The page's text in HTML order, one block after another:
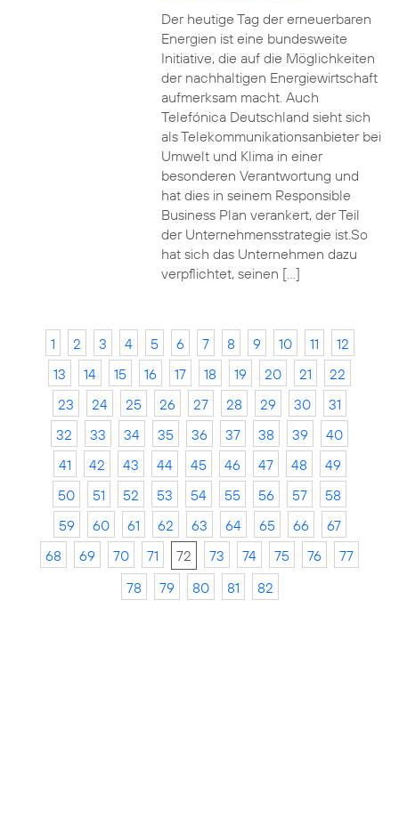
Der heutige Tag der erneuerbaren
Energien ist eine bundesweite
Initiative, die auf die Möglichkeiten
der nachhaltigen Energiewirtschaft
aufmerksam macht. Auch
Telefónica Deutschland sieht sich
als Telekommunikationsanbieter bei
Umwelt und Klima in einer
besonderen Verantwortung und
hat dies in seinem Responsible
Business Plan verankert, der Teil
der Unternehmensstrategie ist.So
hat sich das Unternehmen dazu
verpflichtet, seinen […]
1 2 3 4 5 6 7 8 9 10 11
12
13
14 15 16 17 18 19 20 21
22
23
24 25 26 27 28 29 30
31
32
33 34 35 36 37 38 39
40
41
42 43 44 45 46 47 48
49
50
51 52 53 54 55 56 57
58
59
60 61 62 63 64 65 66
67
68
69 70 71 72 73 74 75 76
77
78
79 80 81 82